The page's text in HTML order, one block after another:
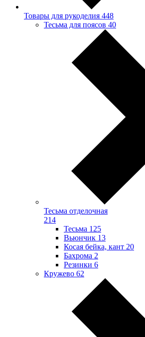
Товары для рукоделия 448
Тесьма для поясов 40
Тесьма отделочная
214
Тесьма 125
Вьюнчик 13
Косая бейка, кант 20
Бахрома 2
Резинки 6
Кружево 62